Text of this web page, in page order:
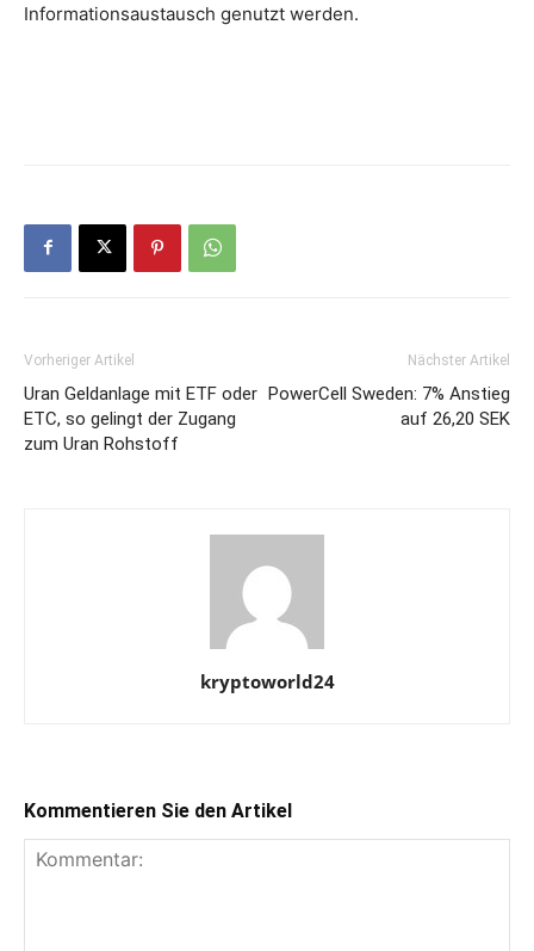
Informationsaustausch genutzt werden.
Vorheriger Artikel
Uran Geldanlage mit ETF oder
ETC, so gelingt der Zugang
zum Uran Rohstoff
Nächster Artikel
PowerCell Sweden: 7% Anstieg
auf 26,20 SEK
kryptoworld24
Kommentieren Sie den Artikel